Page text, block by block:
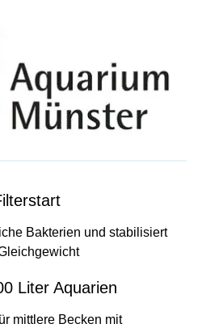
Bakterien und stabilisiert
Liter Aquarien
mittlere Becken mit